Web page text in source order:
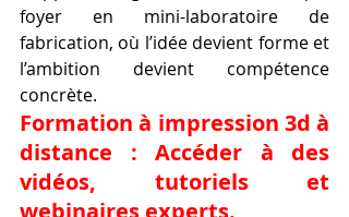
foyer en mini-laboratoire de
fabrication, où l’idée devient forme et
l’ambition devient compétence
concrète.
Formation à impression 3d à
distance : Accéder à des
vidéos, tutoriels et
webinaires experts.